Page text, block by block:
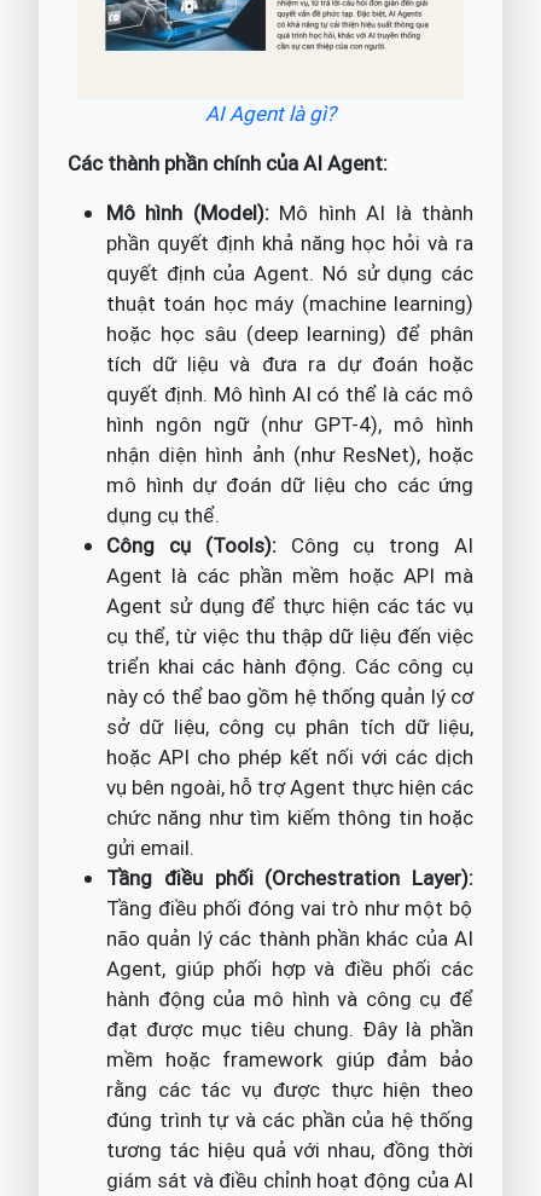
AI Agent là gì?
Các thành phần chính của AI Agent:
Mô hình (Model): Mô hình AI là thành
phần quyết định khả năng học hỏi và ra
quyết định của Agent. Nó sử dụng các
thuật toán học máy (machine learning)
hoặc học sâu (deep learning) để phân
tích dữ liệu và đưa ra dự đoán hoặc
quyết định. Mô hình AI có thể là các mô
hình ngôn ngữ (như GPT-4), mô hình
nhận diện hình ảnh (như ResNet), hoặc
mô hình dự đoán dữ liệu cho các ứng
dụng cụ thể.
Công cụ (Tools):Công cụ trong AI
Agent là các phần mềm hoặc API mà
Agent sử dụng để thực hiện các tác vụ
cụ thể, từ việc thu thập dữ liệu đến việc
triển khai các hành động. Các công cụ
này có thể bao gồm hệ thống quản lý cơ
sở dữ liệu, công cụ phân tích dữ liệu,
hoặc API cho phép kết nối với các dịch
vụ bên ngoài, hỗ trợ Agent thực hiện các
chức năng như tìm kiếm thông tin hoặc
gửi email.
Tầng điều phối (Orchestration Layer):
Tầng điều phối đóng vai trò như một bộ
não quản lý các thành phần khác của AI
Agent, giúp phối hợp và điều phối các
hành động của mô hình và công cụ để
đạt được mục tiêu chung. Đây là phần
mềm hoặc framework giúp đảm bảo
rằng các tác vụ được thực hiện theo
đúng trình tự và các phần của hệ thống
tương tác hiệu quả với nhau, đồng thời
giám sát và điều chỉnh hoạt động của AI